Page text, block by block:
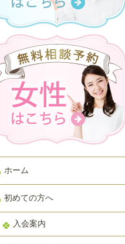
ホーム
初めての方へ
入会案内